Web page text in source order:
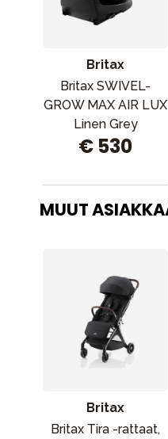
Britax
Britax SWIVEL-
GROW MAX AIR LUX
Linen Grey
€ 530
MUUT
Britax
Britax Tira -rattaat,